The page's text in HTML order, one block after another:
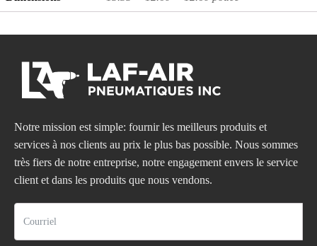
Notre mission est simple: fournir les meilleurs produits et
services à nos clients au prix le plus bas possible. Nous sommes
très fiers de notre entreprise, notre engagement envers le service
client et dans les produits que nous vendons.